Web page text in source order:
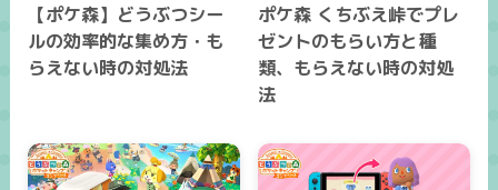
【ポケ森】どうぶつシー
ルの効率的な集め方・も
らえない時の対処法
ポケ森 くちぶえ峠でプレ
ゼントのもらい方と種
類、もらえない時の対処
法